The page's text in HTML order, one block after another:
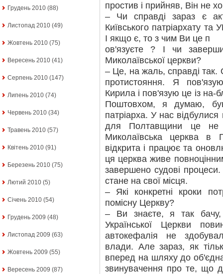
Грудень 2010 (88)
Листопад 2010 (49)
Жовтень 2010 (75)
Вересень 2010 (41)
Серпень 2010 (147)
Липень 2010 (74)
Червень 2010 (34)
Травень 2010 (57)
Квітень 2010 (91)
Березень 2010 (75)
Лютий 2010 (5)
Січень 2010 (54)
Грудень 2009 (48)
Листопад 2009 (63)
Жовтень 2009 (55)
Вересень 2009 (87)
простив і прийняв, Він не
– Чи справді зараз є
Київського патріархату та
І якщо є, то з чим Ви це п
ов'язуєте ? І чи
Миколаївської церкви?
– Це, на жаль, справді так.
протистояння. Я
Кирила і пов'язую це із
Поштовхом, я думаю,
патріарха. У нас відбулися
для Полтавщини це
Миколаївська церква в
відкрита і працює та
ця церква живе
завершено судові
стане на свої місця.
– Які конкретні кроки
помісну Церкву?
– Ви знаєте, я так
Української Церкви
автокефалія не
влади. Але зараз, як
вперед на шляху до
звинувачення про те, що